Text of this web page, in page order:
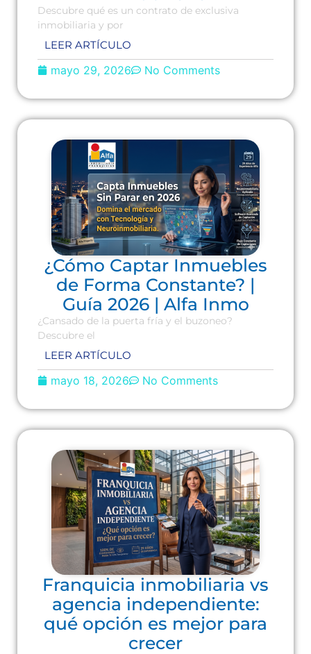
Descubre qué es un contrato de exclusiva
inmobiliaria y por
LEER ARTÍCULO
mayo 29, 2026 No Comments
¿Cómo Captar Inmuebles
de Forma Constante? |
Guía 2026 | Alfa Inmo
¿Cansado de la puerta fría y el buzoneo?
Descubre el
LEER ARTÍCULO
mayo 18, 2026 No Comments
Franquicia inmobiliaria vs
agencia independiente:
qué opción es mejor para
crecer